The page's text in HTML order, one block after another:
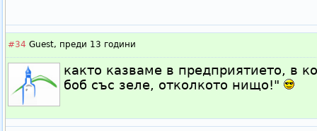
#34 Guest, преди 13 години
както казваме в предприятието, в
боб със зеле, отколкото нищо!"